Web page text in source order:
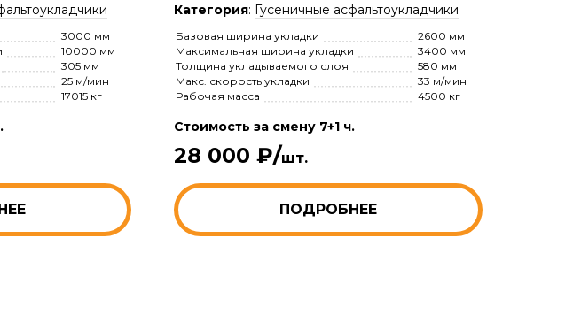
3000 мм
10000 мм
305 мм
25 м/мин
17015 кг
Категория: Гусеничные асфальтоукладчики
Базовая ширина укладки
2600 мм
Максимальная ширина укладки
3400 мм
Толщина укладываемого слоя
580 мм
Макс. скорость укладки
33 м/мин
Рабочая масса
4500 кг
Стоимость за смену 7+1 ч.
28 000 ₽/шт.
ПОДРОБНЕЕ